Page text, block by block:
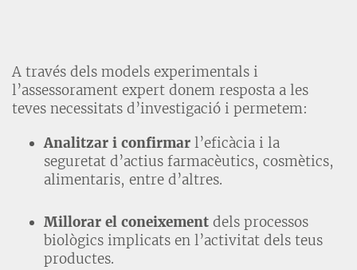
A través dels models experimentals i
l’assessorament expert donem resposta a les
teves necessitats d’investigació i permetem:
Analitzar i confirmar l’eficàcia i la
seguretat d’actius farmacèutics, cosmètics,
alimentaris, entre d’altres.
Millorar el coneixement dels processos
biològics implicats en l’activitat dels teus
productes.